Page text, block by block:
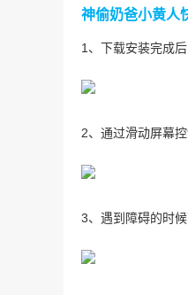
神偷奶爸小黄人
1、下载安装完成
2、通过滑动屏幕
3、遇到障碍的时